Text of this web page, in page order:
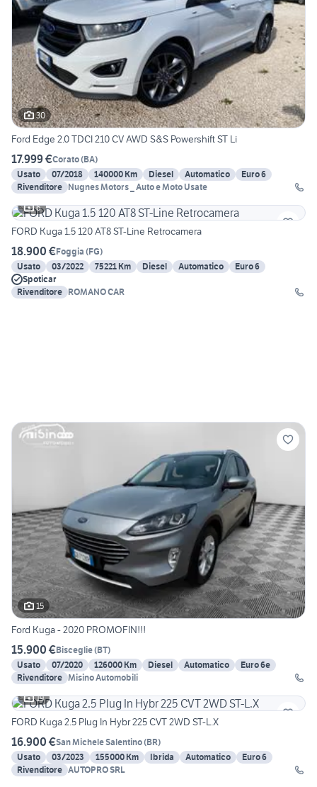
30
Ford Edge 2.0 TDCI 210 CV AWD S&S Powershift ST Li
17.999 €Corato(BA)
Usato
07/2018 140000 Km Diesel Automatico
Euro 6
Rivenditore Nugnes Motors _ Auto e Moto Usate
6
FORD Kuga 1.5 120 AT8 ST-Line Retrocamera
18.900 €Foggia (FG)
Usato
03/2022 75221 Km Diesel Automatico
Euro 6
Spoticar
Rivenditore ROMANO CAR
15
Ford Kuga - 2020 PROMOFIN!!!
15.900 €Bisceglie(BT)
Usato
07/2020 126000 Km Diesel Automatico
Euro 6e
Rivenditore Misino Automobili
19
FORD Kuga 2.5 Plug In Hybr 225 CVT 2WD ST-L.X
16.900 €San Michele Salentino(BR)
Usato
03/2023 155000 Km Ibrida Automatico
Euro 6
Rivenditore AUTOPRO SRL